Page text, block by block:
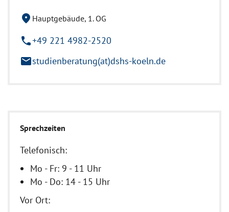
location_on Hauptgebäude, 1. OG
phone+49 221 4982-2520
mailstudienberatung(at)dshs-koeln.de
Sprechzeiten
Telefonisch:
Mo - Fr: 9 - 11 Uhr
Mo - Do: 14 - 15 Uhr
Vor Ort: